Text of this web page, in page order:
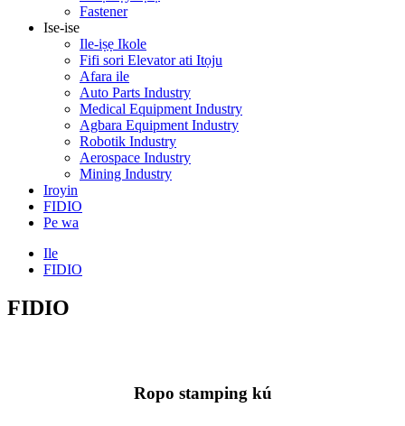
Fastener
Ise-ise
Ile-iṣẹ Ikole
Fifi sori Elevator ati Itọju
Afara ile
Auto Parts Industry
Medical Equipment Industry
Agbara Equipment Industry
Robotik Industry
Aerospace Industry
Mining Industry
Iroyin
FIDIO
Pe wa
Ile
FIDIO
FIDIO
Ropo stamping kú